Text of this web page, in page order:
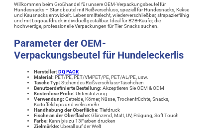
Willkommen beim Großhandel für unsere OEM-Verpackungsbeutel für
Hundesnacks – Standbeutel mit Reißverschluss, speziell für Hundesnacks, Kekse
und Kausnacks entwickelt. Lebensmittelecht, wiederverschließbar, strapazierfähig
und mit Logoaufdruck individuell gestaltbar. Ideal für B2B-Käufer, die
hochwertige, professionelle Verpackungen für Tier-Snacks suchen.
Parameter der OEM-
Verpackungsbeutel für Hundeleckerlis
Hersteller: DQ PACK
Material: PET/PE, PET/VMPET/PE, PET/AL/PE, usw.
Tasche Typ: Stehendes Reißverschluss-Täschchen
Benutzerdefinierte Bestellung: Akzeptieren Sie OEM & ODM
Kostenlose Probe: Unterstützung
Verwendung: Getreide, Körner, Nüsse, Trockenfrüchte, Snacks,
Kartoffelchips und vieles mehr
Handhabung der Oberfläche: Tiefdruck
Fische an der Oberfläche: Glänzend, Matt, UV, Prägung, Soft Touch
Farbe: Kann bis zu 13Farben drucken
Zielmärkte: Überall auf der Welt